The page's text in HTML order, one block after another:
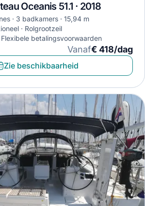
Oceanis 51.1 · 2018
3 badkamers
15,94 m
Rolgrootzeil
betalingsvoorwaarden
Vanaf€ 418/dag
Zie beschikbaarheid